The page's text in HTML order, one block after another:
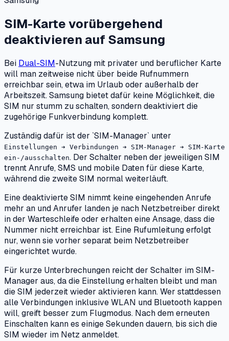
SIM-Karte vorübergehend
deaktivieren auf Samsung
Bei Dual-SIM-Nutzung mit privater und beruflicher Karte
will man zeitweise nicht über beide Rufnummern
erreichbar sein, etwa im Urlaub oder außerhalb der
Arbeitszeit. Samsung bietet dafür keine Möglichkeit, die
SIM nur stumm zu schalten, sondern deaktiviert die
zugehörige Funkverbindung komplett.
Zuständig dafür ist der `SIM-Manager` unter
Einstellungen ➔ Verbindungen ➔ SIM-Manager ➔ SIM-Karte
ein-/ausschalten. Der Schalter neben der jeweiligen SIM
trennt Anrufe, SMS und mobile Daten für diese Karte,
während die zweite SIM normal weiterläuft.
Eine deaktivierte SIM nimmt keine eingehenden Anrufe
mehr an und Anrufer landen je nach Netzbetreiber direkt
in der Warteschleife oder erhalten eine Ansage, dass die
Nummer nicht erreichbar ist. Eine Rufumleitung erfolgt
nur, wenn sie vorher separat beim Netzbetreiber
eingerichtet wurde.
Für kurze Unterbrechungen reicht der Schalter im SIM-
Manager aus, da die Einstellung erhalten bleibt und man
die SIM jederzeit wieder aktivieren kann. Wer stattdessen
alle Verbindungen inklusive WLAN und Bluetooth kappen
will, greift besser zum Flugmodus. Nach dem erneuten
Einschalten kann es einige Sekunden dauern, bis sich die
SIM wieder im Netz anmeldet.